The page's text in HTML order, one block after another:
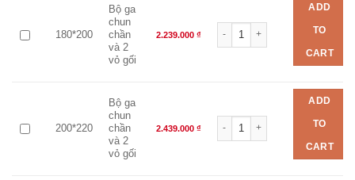
180*200
Bộ ga
chun
chần
và 2
vỏ gối
2.239.000 ₫
Bộ chăn ga EVERON EPM
ADD
TO
CART
200*220
Bộ ga
chun
chần
và 2
vỏ gối
2.439.000 ₫
Bộ chăn ga EVERON EPM
ADD
TO
CART